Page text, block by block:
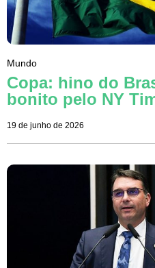
Mundo
Copa: hino do
bonito pelo NY
19 de junho de 2026